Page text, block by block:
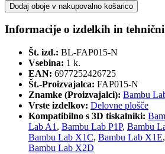
Dodaj oboje v nakupovalno košarico
Informacije o izdelkih in
Št. izd.: BL-FAP015-N
Vsebina: 1 k.
EAN: 6977252426725
Št.-Proizvajalca: FAP015-N
Znamke (Proizvajalci): Bambu
Vrste izdelkov: Delovne plošče
Kompatibilno s 3D tiskalniki:
Lab A1 , Bambu Lab P1P, Bambu
Bambu Lab X1C, Bambu Lab X1E,
Bambu Lab X2D